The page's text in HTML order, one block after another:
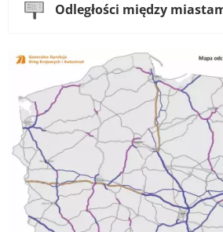
Odległości między